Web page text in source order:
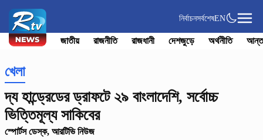
নির্বাচনসর্বশেষEN
জাতীয় রাজনীতি রাজধানী দেশজুড়ে অর্থনীতি
খেলা
দ্য হান্ড্রেডের ড্রাফটে ২৯ বাংলাদেশি, সর্বোচ্চ
ভিত্তিমূল্য সাকিবের
স্পোর্টস ডেস্ক, আরটিভি নিউজ